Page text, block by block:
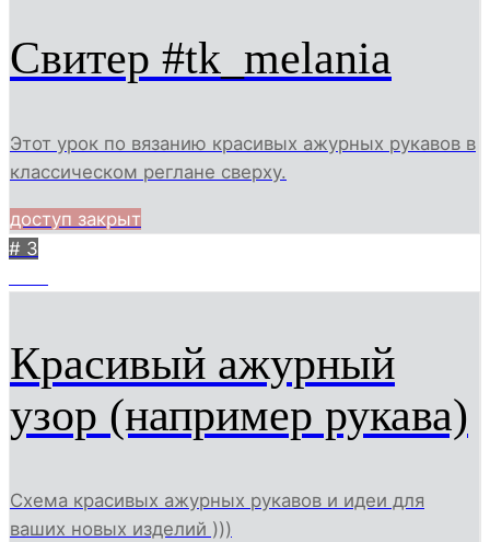
Свитер #tk_melania
Этот урок по вязанию красивых ажурных рукавов в
классическом реглане сверху.
доступ закрыт
# 3
Красивый ажурный
узор (например рукава)
Схема красивых ажурных рукавов и идеи для
ваших новых изделий )))